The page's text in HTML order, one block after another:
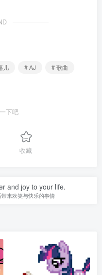
儿 # AJ
# 歌曲
下吧
收藏
and joy to your life.
来欢笑与快乐的事情